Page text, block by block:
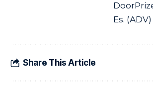
Es. (ADV)
Share This Article